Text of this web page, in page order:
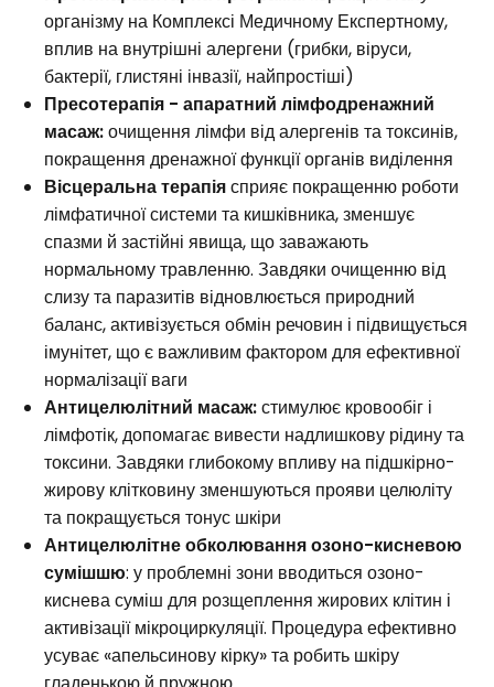
організму на Комплексі Медичному Експертному,
вплив на внутрішні алергени (грибки, віруси,
бактерії, глистяні інвазії, найпростіші)
Пресотерапія - апаратний лімфодренажний
масаж:очищення лімфи від алергенів та токсинів,
покращення дренажної функції органів виділення
Вісцеральна терапіясприяє покращенню роботи
лімфатичної системи та кишківника, зменшує
спазми й застійні явища, що заважають
нормальному травленню. Завдяки очищенню від
слизу та паразитів відновлюється природний
баланс, активізується обмін речовин і підвищується
імунітет, що є важливим фактором для ефективної
нормалізації ваги
Антицелюлітний масаж:стимулює кровообіг і
лімфотік, допомагає вивести надлишкову рідину та
токсини. Завдяки глибокому впливу на підшкірно-
жирову клітковину зменшуються прояви целюліту
та покращується тонус шкіри
Антицелюлітне обколювання озоно-кисневою
сумішшю: у проблемні зони вводиться озоно-
киснева суміш для розщеплення жирових клітин і
активізації мікроциркуляції. Процедура ефективно
усуває «апельсинову кірку» та робить шкіру